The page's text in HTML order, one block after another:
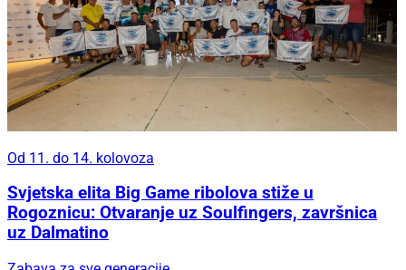
Od 11. do 14. kolovoza
Svjetska elita Big Game ribolova stiže u
Rogoznicu: Otvaranje uz Soulfingers, završnica
uz Dalmatino